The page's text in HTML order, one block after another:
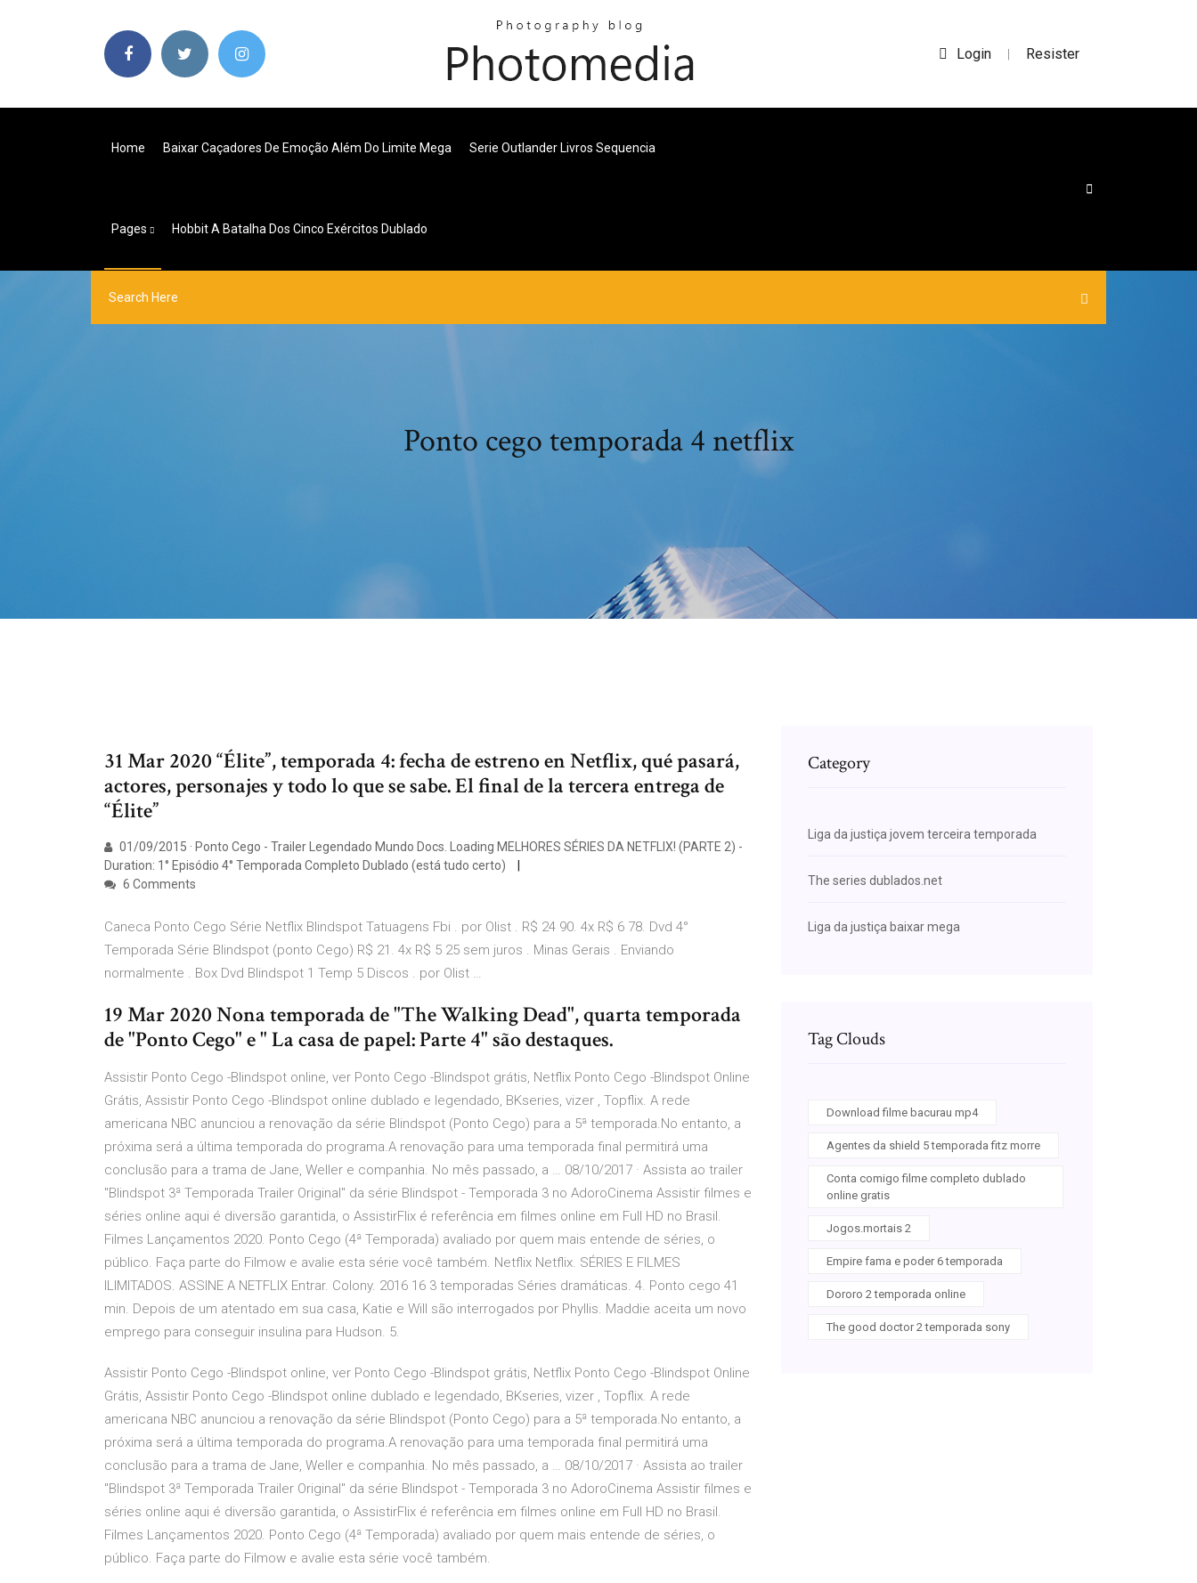
Login | Resister
Home Baixar Caçadores De Emoção Além Do Limite Mega Serie Outlander Livros Sequencia
Pages Hobbit A Batalha Dos Cinco Exércitos Dublado
Ponto cego temporada 4 netflix
31 Mar 2020 “Élite”, temporada 4: fecha de estreno en Netflix, qué pasará,
actores, personajes y todo lo que se sabe. El final de la tercera entrega de
“Élite”
01/09/2015 · Ponto Cego - Trailer Legendado Mundo Docs. Loading MELHORES SÉRIES DA NETFLIX! (PARTE 2) -
Duration: 1° Episódio 4° Temporada Completo Dublado (está tudo certo)
6 Comments
Caneca Ponto Cego Série Netflix Blindspot Tatuagens Fbi . por Olist . R$ 24 90. 4x R$ 6 78. Dvd 4°
Temporada Série Blindspot (ponto Cego) R$ 21. 4x R$ 5 25 sem juros . Minas Gerais . Enviando
normalmente . Box Dvd Blindspot 1 Temp 5 Discos . por Olist …
19 Mar 2020 Nona temporada de "The Walking Dead", quarta temporada
de "Ponto Cego" e " La casa de papel: Parte 4" são destaques.
Assistir Ponto Cego -Blindspot online, ver Ponto Cego -Blindspot grátis, Netflix Ponto Cego -Blindspot Online
Grátis, Assistir Ponto Cego -Blindspot online dublado e legendado, BKseries, vizer , Topflix. A rede
americana NBC anunciou a renovação da série Blindspot (Ponto Cego) para a 5ª temporada.No entanto, a
próxima será a última temporada do programa.A renovação para uma temporada final permitirá uma
conclusão para a trama de Jane, Weller e companhia. No mês passado, a … 08/10/2017 · Assista ao trailer
"Blindspot 3ª Temporada Trailer Original" da série Blindspot - Temporada 3 no AdoroCinema Assistir filmes e
séries online aqui é diversão garantida, o AssistirFlix é referência em filmes online em Full HD no Brasil.
Filmes Lançamentos 2020. Ponto Cego (4ª Temporada) avaliado por quem mais entende de séries, o
público. Faça parte do Filmow e avalie esta série você também. Netflix Netflix. SÉRIES E FILMES
ILIMITADOS. ASSINE A NETFLIX Entrar. Colony. 2016 16 3 temporadas Séries dramáticas. 4. Ponto cego 41
min. Depois de um atentado em sua casa, Katie e Will são interrogados por Phyllis. Maddie aceita um novo
emprego para conseguir insulina para Hudson. 5.
Assistir Ponto Cego -Blindspot online, ver Ponto Cego -Blindspot grátis, Netflix Ponto Cego -Blindspot Online
Grátis, Assistir Ponto Cego -Blindspot online dublado e legendado, BKseries, vizer , Topflix. A rede
americana NBC anunciou a renovação da série Blindspot (Ponto Cego) para a 5ª temporada.No entanto, a
próxima será a última temporada do programa.A renovação para uma temporada final permitirá uma
conclusão para a trama de Jane, Weller e companhia. No mês passado, a … 08/10/2017 · Assista ao trailer
"Blindspot 3ª Temporada Trailer Original" da série Blindspot - Temporada 3 no AdoroCinema Assistir filmes e
séries online aqui é diversão garantida, o AssistirFlix é referência em filmes online em Full HD no Brasil.
Filmes Lançamentos 2020. Ponto Cego (4ª Temporada) avaliado por quem mais entende de séries, o
público. Faça parte do Filmow e avalie esta série você também.
Category
Liga da justiça jovem terceira temporada
The series dublados.net
Liga da justiça baixar mega
Tag Clouds
Download filme bacurau mp4
Agentes da shield 5 temporada fitz morre
Conta comigo filme completo dublado
online gratis
Jogos.mortais 2
Empire fama e poder 6 temporada
Dororo 2 temporada online
The good doctor 2 temporada sony